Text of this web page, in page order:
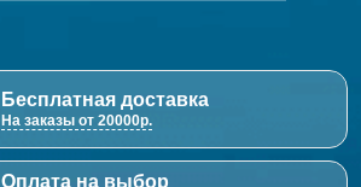
Бесплатная доставка
На заказы от 20000р.
Оплата на выбор